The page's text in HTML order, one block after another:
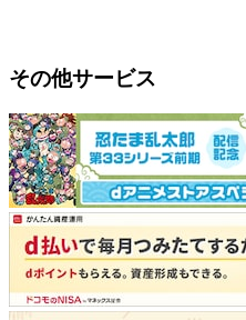
その他サービス